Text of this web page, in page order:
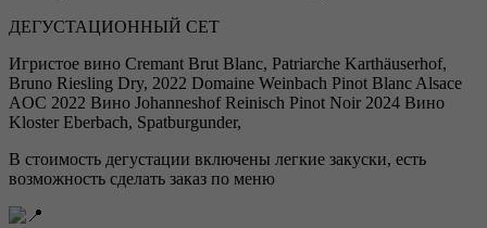
ДЕГУСТАЦИОННЫЙ СЕТ
Игристое вино Cremant Brut Blanc, Patriarche Karthäuserhof,
Bruno Riesling Dry, 2022 Domaine Weinbach Pinot Blanc Alsace
AOC 2022 Вино Johanneshof Reinisch Pinot Noir 2024 Вино
Kloster Eberbach, Spatburgunder,
В стоимость дегустации включены легкие закуски, есть
возможность сделать заказ по меню